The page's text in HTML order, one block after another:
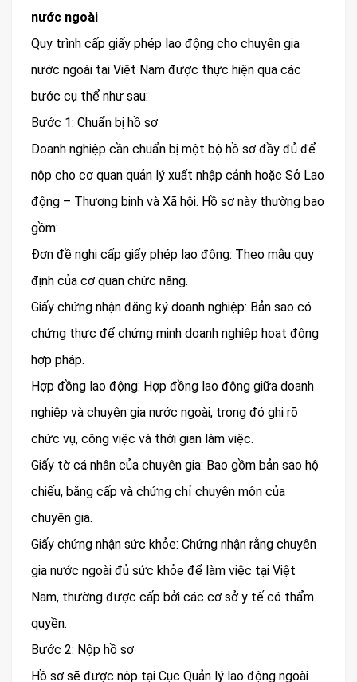
nước ngoài
Quy trình cấp giấy phép lao động cho chuyên gia
nước ngoài tại Việt Nam được thực hiện qua các
bước cụ thể như sau:
Bước 1: Chuẩn bị hồ sơ
Doanh nghiệp cần chuẩn bị một bộ hồ sơ đầy đủ để
nộp cho cơ quan quản lý xuất nhập cảnh hoặc Sở Lao
động – Thương binh và Xã hội. Hồ sơ này thường bao
gồm:
Đơn đề nghị cấp giấy phép lao động: Theo mẫu quy
định của cơ quan chức năng.
Giấy chứng nhận đăng ký doanh nghiệp: Bản sao có
chứng thực để chứng minh doanh nghiệp hoạt động
hợp pháp.
Hợp đồng lao động: Hợp đồng lao động giữa doanh
nghiệp và chuyên gia nước ngoài, trong đó ghi rõ
chức vụ, công việc và thời gian làm việc.
Giấy tờ cá nhân của chuyên gia: Bao gồm bản sao hộ
chiếu, bằng cấp và chứng chỉ chuyên môn của
chuyên gia.
Giấy chứng nhận sức khỏe: Chứng nhận rằng chuyên
gia nước ngoài đủ sức khỏe để làm việc tại Việt
Nam, thường được cấp bởi các cơ sở y tế có thẩm
quyền.
Bước 2: Nộp hồ sơ
Hồ sơ sẽ được nộp tại Cục Quản lý lao động ngoài